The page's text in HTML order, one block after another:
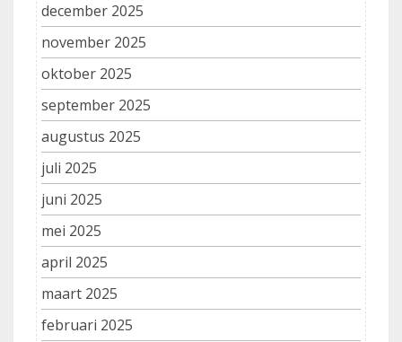
december 2025
november 2025
oktober 2025
september 2025
augustus 2025
juli 2025
juni 2025
mei 2025
april 2025
maart 2025
februari 2025